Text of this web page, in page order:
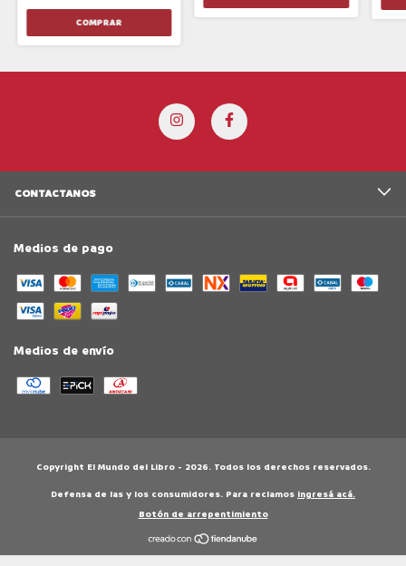
CONTACTANOS
Medios de pago
Medios de envío
Copyright El Mundo del Libro - 2026. Todos los derechos reservados.
Defensa de las y los consumidores. Para reclamos ingresá acá.
Botón de arrepentimiento